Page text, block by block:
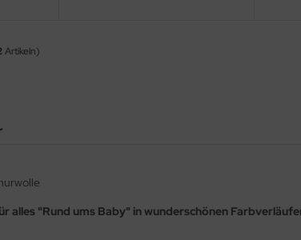
Artikeln)
alles "Rund ums Baby" in wunderschönen